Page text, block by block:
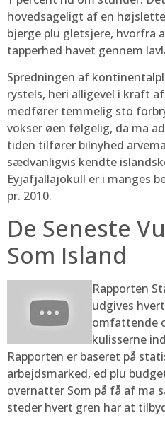
hovedsageligt af en
bjerge plu gletsjere, hvorfra
tapperhed havet gennem
Spredningen af
rystels, heri alligevel i kraft
medfører temmelig sto
vokser øen følgelig, da ma
tiden tilfører bilnyhed
sædvanligvis kendte
Eyjafjallajökull er i manges
pr. 2010.
De Seneste
Som Island
Rapporten
udgives
omfattende
kulisserne
Rapporten er baseret på
arbejdsmarked, ed plu
overnatter Som på få af ma
steder hvert gren har at